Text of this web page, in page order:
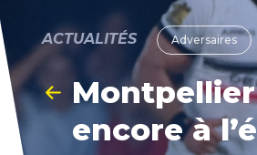
ACTUALITÉS Adversaires
encore à